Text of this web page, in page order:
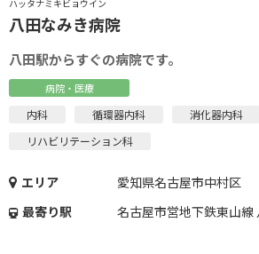
ハッタナミキビョウイン
八田なみき病院
八田駅からすぐの病院です。
病院・医療
内科 循環器内科
消化器内科
リハビリテーション科
エリア
愛知県名古屋市中村区
最寄り駅
名古屋市営地下鉄東山線